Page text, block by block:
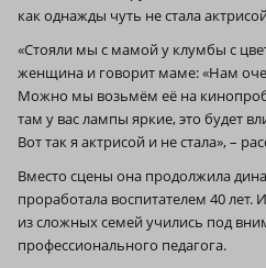
как однажды чуть не стала
«Стояли мы с мамой у клумбы с
женщина и говорит маме: «Нам
Можно мы возьмём её на
там у вас лампы яркие, это будет
Вот так я актрисой и не стала», –
Вместо сцены она продолжила
проработала воспитателем 40
из сложных семей учились под
профессионального педагога.